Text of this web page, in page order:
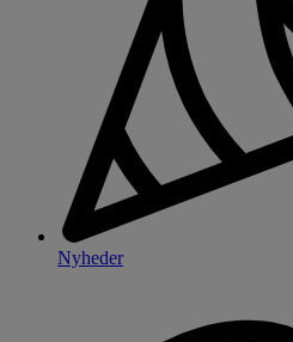
Nyheder